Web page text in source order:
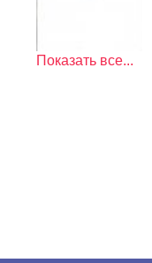
Показать все...